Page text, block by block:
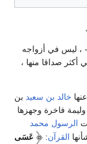
، ليس في أزواجه
صداقا منها ،
خالد بن سعيد بن
وليمة فاخرة وجهزها
الرسول محمد
القرآن:
عَسَى